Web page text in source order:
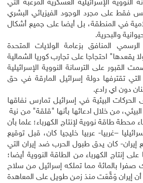
الإسرائيلية العسكرية المرعبة التي
فقط على مجرد الوجود الفيزيائي البشري
في المنطقة، بل أيضا على جميع أشكال
والبحرية.
المنافق بزعامة الولايات المتحدة
يقعدها" احتجاجا على تجارب كوريا الشمالية
القبور على الترسانة النووية الإسرائيلية
التي تقترفها دولة إسرائيل المارقة في حق
دون اي رادع.
البيئية في إسرائيل تمارس نفاقها
من خلال ادعائها بأنها "قلقة" من نية
محطة طاقة نووية لإنتاج الكهرباء؛ علما بأن
–غربيا- عربيا خليجيا كان، قبل توقيع
إيران- كان يدق طبول الحرب ضد إيران التي
إنتاج الكهرباء من الطاقة النووية أيضا؛
صفرا بالمائة مما تملكه إسرائيل من سلاح
إيران وَقَّعَت منذ زمن طويل على المعاهدة